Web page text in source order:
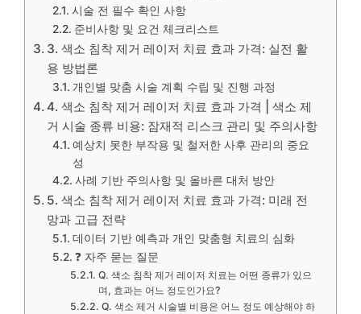
시술 전 필수 확인 사항
준비사항 및 요건 체크리스트
3. 색소 침착 제거 레이저 치료 효과 가격: 실전 활
용 방법론
개인별 맞춤 시술 계획 수립 및 진행 과정
4. 색소 침착 제거 레이저 치료 효과 가격 | 색소 제
거 시술 종류 비용: 잠재적 리스크 관리 및 주의사항
예상치 못한 부작용 및 철저한 사후 관리의 중요
성
사례 기반 주의사항 및 올바른 대처 방안
5. 색소 침착 제거 레이저 치료 효과 가격: 미래 전
망과 고급 전략
데이터 기반 예측과 개인 맞춤형 치료의 심화
❓ 자주 묻는 질문
Q. 색소 침착 제거 레이저 치료는 어떤 종류가 있으
며, 효과는 어느 정도인가요?
Q. 색소 제거 시술별 비용은 어느 정도 예상해야 하